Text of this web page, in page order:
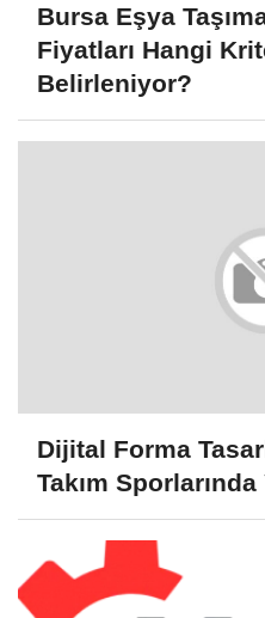
Bursa Eşya
Fiyatları Hangi
Belirleniyor?
Dijital Forma
Takım